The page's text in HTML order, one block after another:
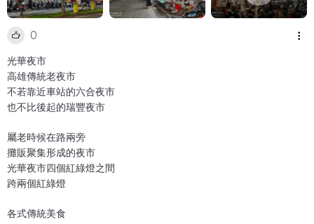
0
光華夜市
高雄傳統老夜市
不若靠近車站的六合夜市
也不比後起的瑞豐夜市
屬老時候在路兩旁
攤販聚集形成的夜市
光華夜市四個紅綠燈之間
跨兩個紅綠燈
各式傳統美食